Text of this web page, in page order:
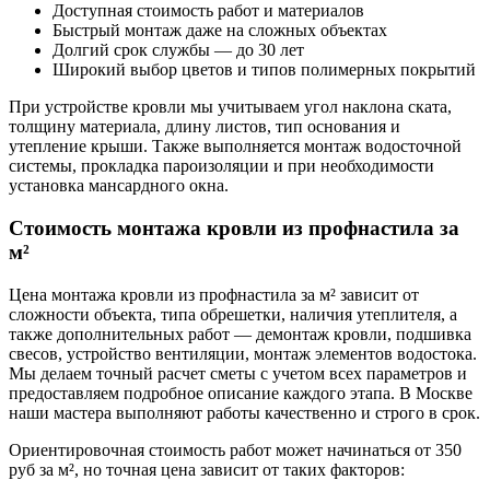
Доступная стоимость работ и материалов
Быстрый монтаж даже на сложных объектах
Долгий срок службы — до 30 лет
Широкий выбор цветов и типов полимерных покрытий
При устройстве кровли мы учитываем угол наклона ската,
толщину материала, длину листов, тип основания и
утепление крыши. Также выполняется монтаж водосточной
системы, прокладка пароизоляции и при необходимости
установка мансардного окна.
Стоимость монтажа кровли из профнастила за
м²
Цена монтажа кровли из профнастила за м² зависит от
сложности объекта, типа обрешетки, наличия утеплителя, а
также дополнительных работ — демонтаж кровли, подшивка
свесов, устройство вентиляции, монтаж элементов водостока.
Мы делаем точный расчет сметы с учетом всех параметров и
предоставляем подробное описание каждого этапа. В Москве
наши мастера выполняют работы качественно и строго в срок.
Ориентировочная стоимость работ может начинаться от 350
руб за м², но точная цена зависит от таких факторов: